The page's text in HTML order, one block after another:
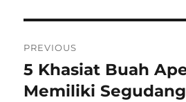
pos
PREVIOUS
Previous
post:
5 Khasiat Buah
Memiliki